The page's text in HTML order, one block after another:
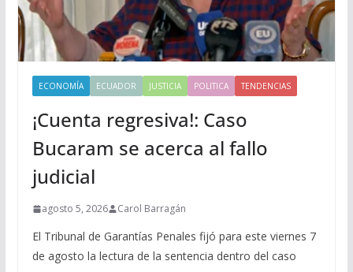
ECONOMÍA ECUADOR JUSTICIA POLITICA TENDENCIAS
¡Cuenta regresiva!: Caso
Bucaram se acerca al fallo
judicial
agosto 5, 2026 Carol Barragán
El Tribunal de Garantías Penales fijó para este viernes 7
de agosto la lectura de la sentencia dentro del caso